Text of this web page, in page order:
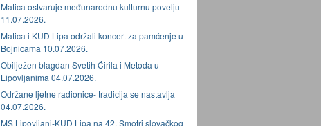
Matica ostvaruje međunarodnu kulturnu povelju
11.07.2026.
Matica i KUD Lipa održali koncert za pamćenje u
Bojnicama 10.07.2026.
Obilježen blagdan Svetih Ćirila i Metoda u
Lipovljanima 04.07.2026.
Održane ljetne radionice- tradicija se nastavlja
04.07.2026.
MS Lipovljani-KUD Lipa na 42. Smotri slovačkog